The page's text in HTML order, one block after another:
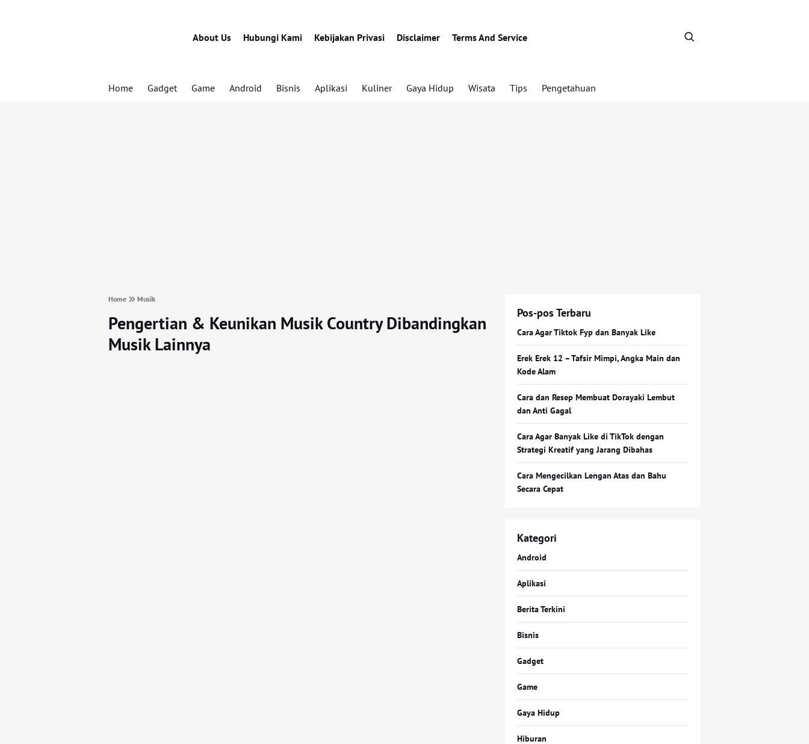
About Us Hubungi Kami Kebijakan Privasi Disclaimer Terms And Service
Home Gadget Game Android Bisnis Aplikasi Kuliner Gaya Hidup Wisata Tips Pengetahuan
Home Musik
Pengertian & Keunikan Musik Country Dibandingkan
Musik Lainnya
Pos-pos Terbaru
Cara Agar Tiktok Fyp dan Banyak Like
Erek Erek 12 – Tafsir Mimpi, Angka Main dan
Kode Alam
Cara dan Resep Membuat Dorayaki Lembut
dan Anti Gagal
Cara Agar Banyak Like di TikTok dengan
Strategi Kreatif yang Jarang Dibahas
Cara Mengecilkan Lengan Atas dan Bahu
Secara Cepat
Kategori
Android
Aplikasi
Berita Terkini
Bisnis
Gadget
Game
Gaya Hidup
Hiburan